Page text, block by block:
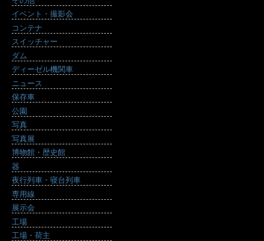
イベント・撮影会
コンテナ
スイッチャー
ダム
ディーゼル機関車
ニュース
保存車
公園
写真
写真展
博物館・歴史館
器
夜行列車・寝台列車
専用線
展示会
工場
工場・荷主